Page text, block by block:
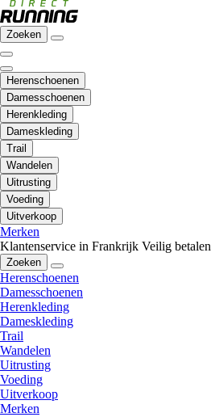
Zoeken
Herenschoenen
Damesschoenen
Herenkleding
Dameskleding
Trail
Wandelen
Uitrusting
Voeding
Uitverkoop
Merken
Klantenservice in Frankrijk Veilig betalen
Zoeken
Herenschoenen
Damesschoenen
Herenkleding
Dameskleding
Trail
Wandelen
Uitrusting
Voeding
Uitverkoop
Merken